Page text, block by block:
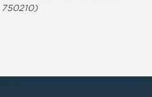
750210)